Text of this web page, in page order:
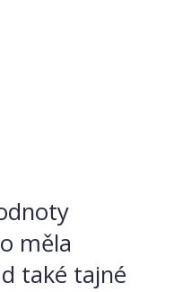
měla
také tajné